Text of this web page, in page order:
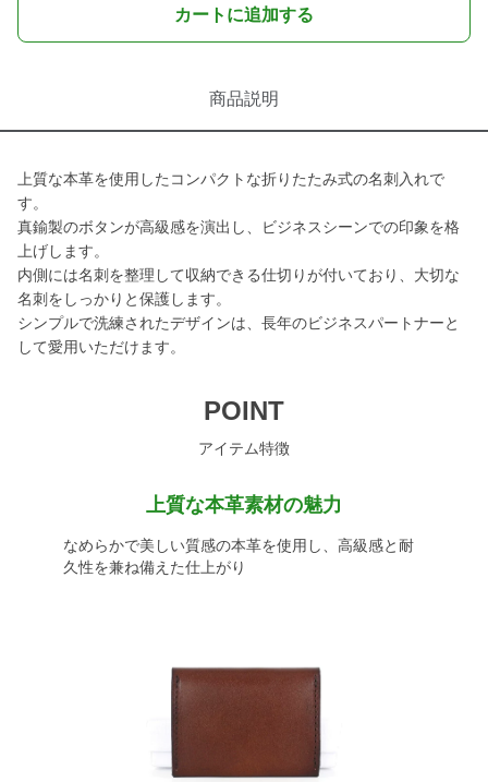
カートに追加する
商品説明
上質な本革を使用したコンパクトな折りたたみ式の名刺入れで
す。
真鍮製のボタンが高級感を演出し、ビジネスシーンでの印象を格
上げします。
内側には名刺を整理して収納できる仕切りが付いており、大切な
名刺をしっかりと保護します。
シンプルで洗練されたデザインは、長年のビジネスパートナーと
して愛用いただけます。
POINT
アイテム特徴
上質な本革素材の魅力
なめらかで美しい質感の本革を使用し、高級感と耐
久性を兼ね備えた仕上がり